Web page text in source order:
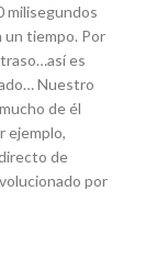
milisegundos
un tiempo. Por
es
Nuestro
de él
ejemplo,
de
por